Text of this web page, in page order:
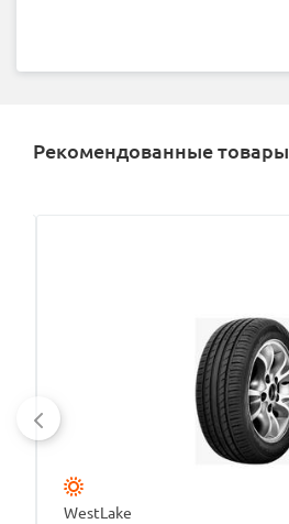
Рекомендованные товары
WestLake